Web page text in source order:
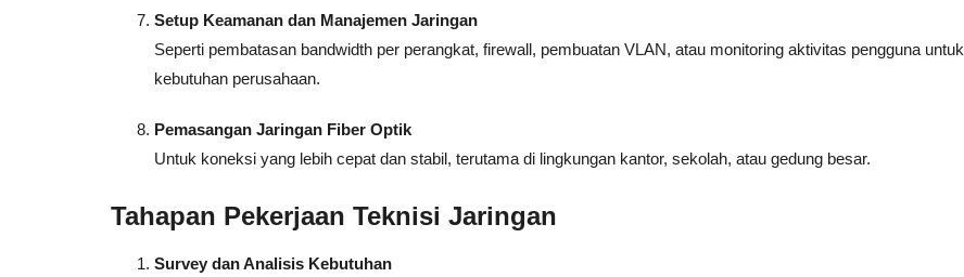
Setup Keamanan dan Manajemen Jaringan
Seperti pembatasan bandwidth per perangkat, firewall, pembuatan VLAN, atau monitoring aktivitas pengguna untuk
kebutuhan perusahaan.
Pemasangan Jaringan Fiber Optik
Untuk koneksi yang lebih cepat dan stabil, terutama di lingkungan kantor, sekolah, atau gedung besar.
Tahapan Pekerjaan Teknisi Jaringan
Survey dan Analisis Kebutuhan